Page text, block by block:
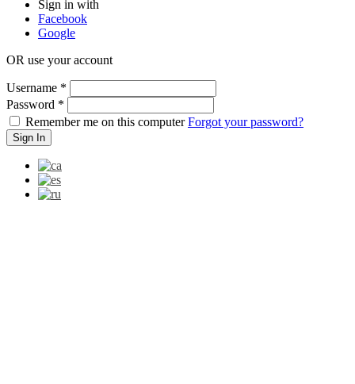
Sign in with
Facebook
Google
OR use your account
Username *
Password *
Remember me on this computerForgot your password?